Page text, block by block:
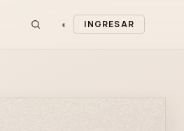
◐ INGRESAR